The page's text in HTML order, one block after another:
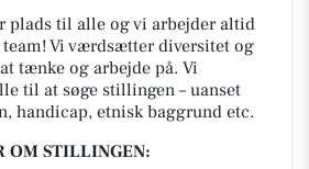
plads til alle og vi arbejder altid
team! Vi værdsætter diversitet og
tænke og arbejde på. Vi
til at søge stillingen – uanset
handicap, etnisk baggrund etc.
OM STILLINGEN: